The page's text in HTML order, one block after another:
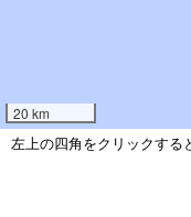
20 km
左上の四角をクリックする